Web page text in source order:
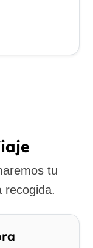
tu
recogida.